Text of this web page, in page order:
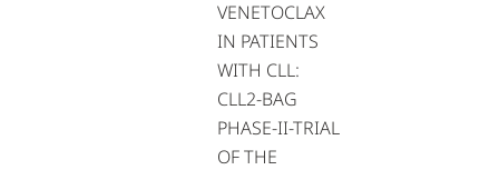
VENETOCLAX
IN PATIENTS
WITH CLL:
CLL2-BAG
PHASE-II-TRIAL
OF THE